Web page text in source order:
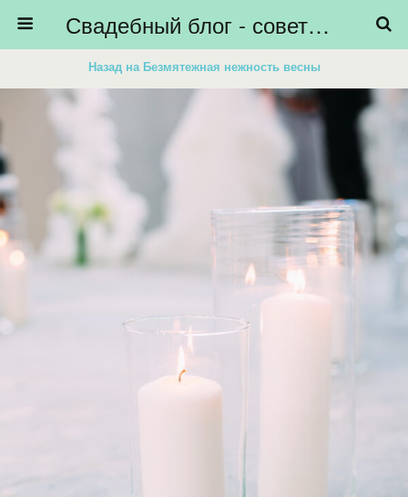
Свадебный блог - советы невестам, подготовка к свадьбе - HiBride
Назад на Безмятежная нежность весны